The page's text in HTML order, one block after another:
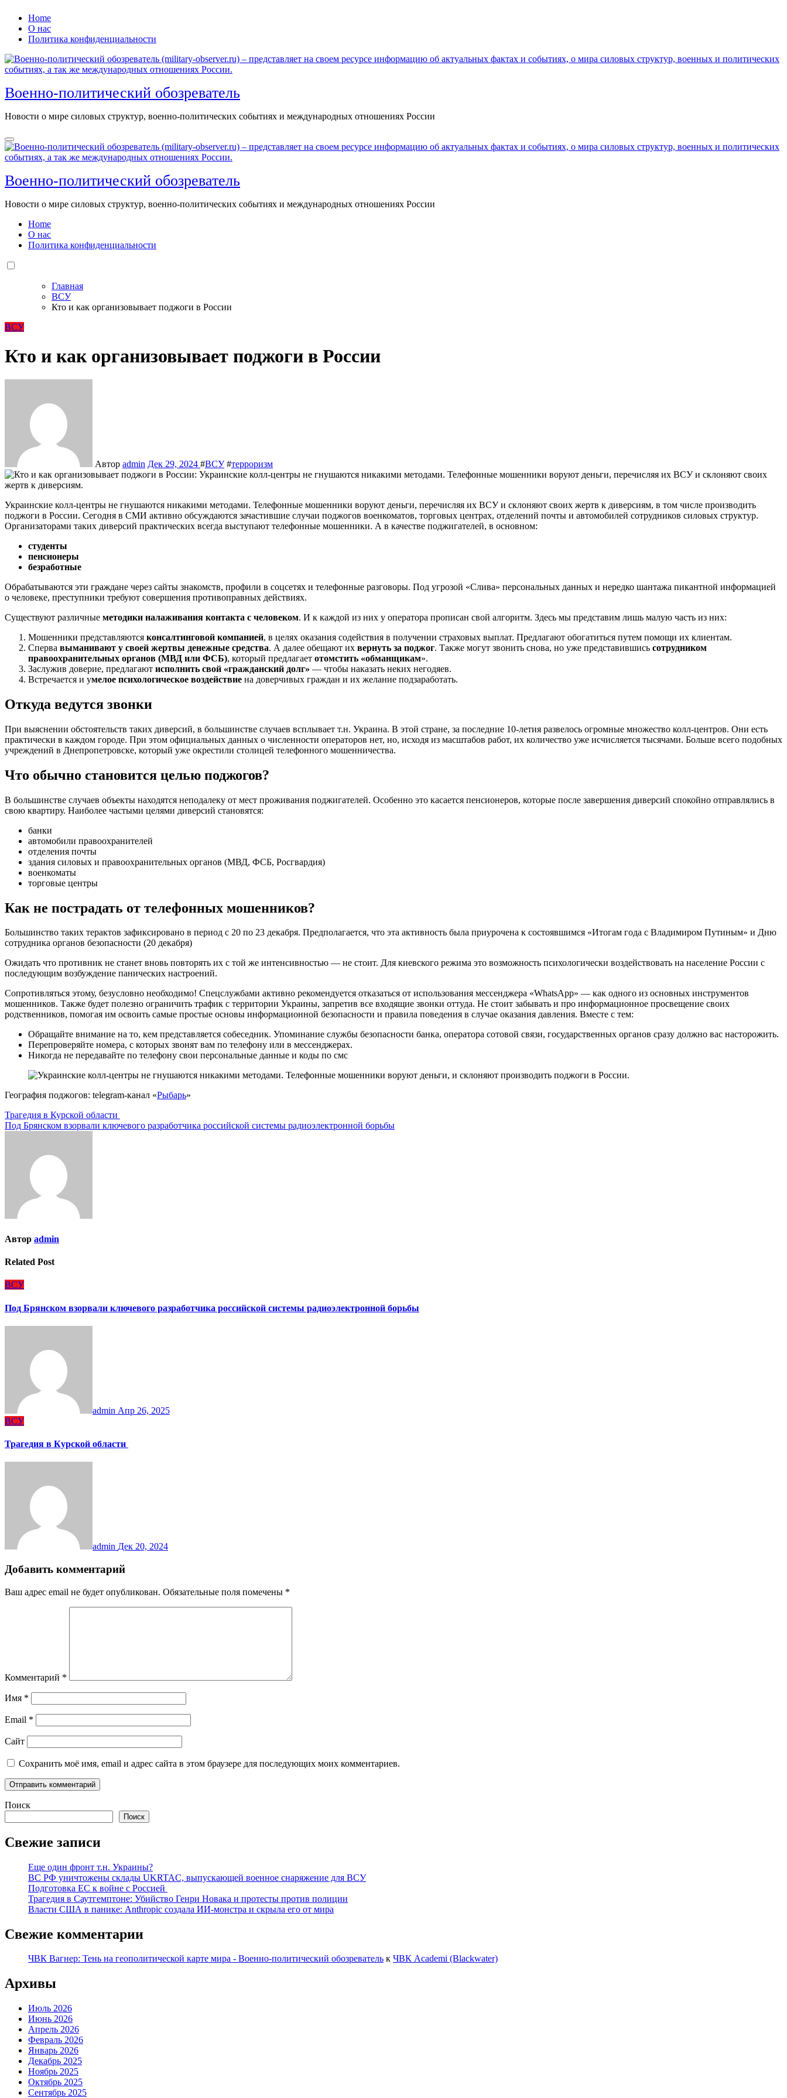
Перейти
содержанию
Home
О нас
Политика конфиденциальности
Военно-политический обозреватель
Новости о мире силовых структур, военно-политических событиях и международных отношениях России
Военно-политический обозреватель
Новости о мире силовых структур, военно-политических событиях и международных отношениях России
Home
О нас
Политика конфиденциальности
Главная
ВСУ
Кто и как организовывает поджоги в России
ВСУ
Кто и как организовывает поджоги в России
Автор admin Дек 29, 2024 #ВСУ#терроризм
Украинские колл-центры не гнушаются никакими методами. Телефонные мошенники воруют деньги, перечисляя их ВСУ и склоняют своих жертв к диверсиям, в том числе производить
поджоги в России. Сегодня в СМИ активно обсуждаются зачастившие случаи поджогов военкоматов, торговых центрах, отделений почты и автомобилей сотрудников силовых структур.
Организаторами таких диверсий практических всегда выступают телефонные мошенники. А в качестве поджигателей, в основном:
студенты
пенсионеры
безработные
Обрабатываются эти граждане через сайты знакомств, профили в соцсетях и телефонные разговоры. Под угрозой «Слива» персональных данных и нередко шантажа пикантной информацией
о человеке, преступники требуют совершения противоправных действиях.
Существуют различные методики налаживания контакта с человеком. И к каждой из них у оператора прописан свой алгоритм. Здесь мы представим лишь малую часть из них:
Мошенники представляются консалтинговой компанией, в целях оказания содействия в получении страховых выплат. Предлагают обогатиться путем помощи их клиентам.
Сперва выманивают у своей жертвы денежные средства. А далее обещают их вернуть за поджог. Также могут звонить снова, но уже представившись сотрудником
правоохранительных органов (МВД или ФСБ), который предлагает отомстить «обманщикам».
Заслужив доверие, предлагают исполнить свой «гражданский долг» — чтобы наказать неких негодяев.
Встречается и умелое психологическое воздействие на доверчивых граждан и их желание подзаработать.
Откуда ведутся звонки
При выяснении обстоятельств таких диверсий, в большинстве случаев всплывает т.н. Украина. В этой стране, за последние 10-летия развелось огромные множество колл-центров. Они есть
практически в каждом городе. При этом официальных данных о численности операторов нет, но, исходя из масштабов работ, их количество уже исчисляется тысячами. Больше всего подобных
учреждений в Днепропетровске, который уже окрестили столицей телефонного мошенничества.
Что обычно становится целью поджогов?
В большинстве случаев объекты находятся неподалеку от мест проживания поджигателей. Особенно это касается пенсионеров, которые после завершения диверсий спокойно отправлялись в
свою квартиру. Наиболее частыми целями диверсий становятся:
банки
автомобили правоохранителей
отделения почты
здания силовых и правоохранительных органов (МВД, ФСБ, Росгвардия)
военкоматы
торговые центры
Как не пострадать от телефонных мошенников?
Большинство таких терактов зафиксировано в период с 20 по 23 декабря. Предполагается, что эта активность была приурочена к состоявшимся «Итогам года с Владимиром Путиным» и Дню
сотрудника органов безопасности (20 декабря)
Ожидать что противник не станет вновь повторять их с той же интенсивностью — не стоит. Для киевского режима это возможность психологически воздействовать на население России с
последующим возбуждение панических настроений.
Сопротивляться этому, безусловно необходимо! Спецслужбами активно рекомендуется отказаться от использования мессенджера «WhatsApp» — как одного из основных инструментов
мошенников. Также будет полезно ограничить трафик с территории Украины, запретив все входящие звонки оттуда. Не стоит забывать и про информационное просвещение своих
родственников, помогая им освоить самые простые основы информационной безопасности и правила поведения в случае оказания давления. Вместе с тем:
Обращайте внимание на то, кем представляется собеседник. Упоминание службы безопасности банка, оператора сотовой связи, государственных органов сразу должно вас насторожить.
Перепроверяйте номера, с которых звонят вам по телефону или в мессенджерах.
Никогда не передавайте по телефону свои персональные данные и коды по смс
География поджогов: telegram-канал «Рыбарь»
Навигация
по
Трагедия в Курской области
Под Брянском взорвали ключевого разработчика российской системы радиоэлектронной борьбы
Автор admin
Related Post
ВСУ
Под Брянском взорвали ключевого разработчика российской системы радиоэлектронной борьбы
admin Апр 26, 2025
ВСУ
Трагедия в Курской области
admin Дек 20, 2024
Добавить комментарий
Ваш адрес email не будет опубликован. Обязательные поля помечены *
Комментарий *
Имя *
Email *
Сайт
Сохранить моё имя, email и адрес сайта в этом браузере для последующих моих комментариев.
Поиск
Поиск
Свежие записи
Еще один фронт т.н. Украины?
ВС РФ уничтожены склады UKRTAC, выпускающей военное снаряжение для ВСУ
Подготовка ЕС к войне с Россией
Трагедия в Саутгемптоне: Убийство Генри Новака и протесты против полиции
Власти США в панике: Anthropic создала ИИ-монстра и скрыла его от мира
Свежие комментарии
ЧВК Вагнер: Тень на геополитической карте мира - Военно-политический обозреватель к ЧВК Academi (Blackwater)
Архивы
Июль 2026
Июнь 2026
Апрель 2026
Февраль 2026
Январь 2026
Декабрь 2025
Ноябрь 2025
Октябрь 2025
Сентябрь 2025